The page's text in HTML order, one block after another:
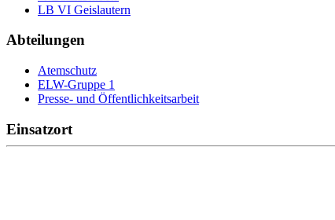
LB VI Geislautern
Abteilungen
Atemschutz
ELW-Gruppe 1
Presse- und Öffentlichkeitsarbeit
Einsatzort